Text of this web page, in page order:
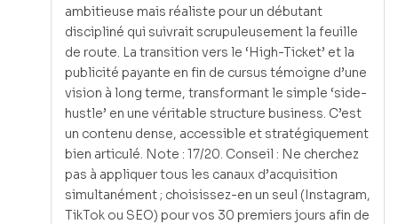
ambitieuse mais réaliste pour un débutant
discipliné qui suivrait scrupuleusement la feuille
de route. La transition vers le ‘High-Ticket’ et la
publicité payante en fin de cursus témoigne d’une
vision à long terme, transformant le simple ‘side-
hustle’ en une véritable structure business. C’est
un contenu dense, accessible et stratégiquement
bien articulé. Note : 17/20. Conseil : Ne cherchez
pas à appliquer tous les canaux d’acquisition
simultanément ; choisissez-en un seul (Instagram,
TikTok ou SEO) pour vos 30 premiers jours afin de